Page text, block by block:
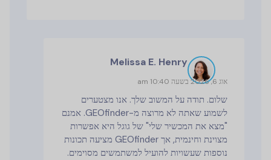
Melissa E. Henry
אוג 6, 2026 בשעה 10:40 am
שלום. תודה על המשוב שלך. אנו מצטערים
לשמוע שאתה לא מרוצה מ-GEOfinder. אמנם
"מצא את המכשיר שלי" של גוגל היא אפשרות
מצוינת וחינמית, אך GEOfinder מציעה תכונות
נוספות שעשויות להועיל למשתמשים מסוימים.